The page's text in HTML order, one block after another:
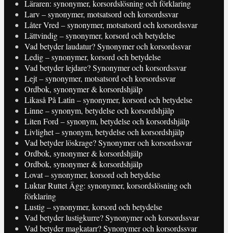
Läraren: synonymer, korsordslösning och förklaring
Larv – synonymer, motsatsord och korsordssvar
Låter Vred – synonymer, motsatsord och korsordssvar
Lättvindig – synonymer, korsord och betydelse
Vad betyder laudatur? Synonymer och korsordssvar
Ledig – synonymer, korsord och betydelse
Vad betyder lejdare? Synonymer och korsordssvar
Lejt – synonymer, motsatsord och korsordssvar
Ordbok, synonymer & korsordshjälp
Likaså På Latin – synonymer, korsord och betydelse
Linne – synonym, betydelse och korsordshjälp
Liten Ford – synonym, betydelse och korsordshjälp
Livlighet – synonym, betydelse och korsordshjälp
Vad betyder löskrage? Synonymer och korsordssvar
Ordbok, synonymer & korsordshjälp
Ordbok, synonymer & korsordshjälp
Lovat – synonymer, korsord och betydelse
Luktar Ruttet Ägg: synonymer, korsordslösning och
förklaring
Lustig – synonymer, korsord och betydelse
Vad betyder lustigkurre? Synonymer och korsordssvar
Vad betyder magkatarr? Synonymer och korsordssvar